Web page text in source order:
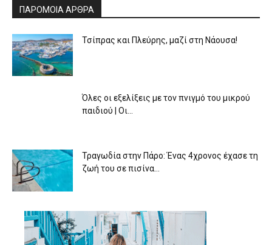
ΠΑΡΟΜΟΙΑ ΑΡΘΡΑ
Τσίπρας και Πλεύρης, μαζί στη Νάουσα!
Όλες οι εξελίξεις με τον πνιγμό του μικρού
παιδιού | Οι...
Τραγωδία στην Πάρο: Ένας 4χρονος έχασε τη
ζωή του σε πισίνα...